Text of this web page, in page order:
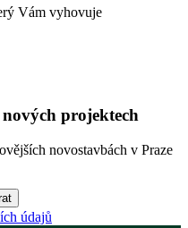
Vám vyhovuje
projektech
novostavbách v Praze
údajů